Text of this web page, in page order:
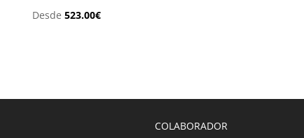
Desde523.00€
COLABORADOR